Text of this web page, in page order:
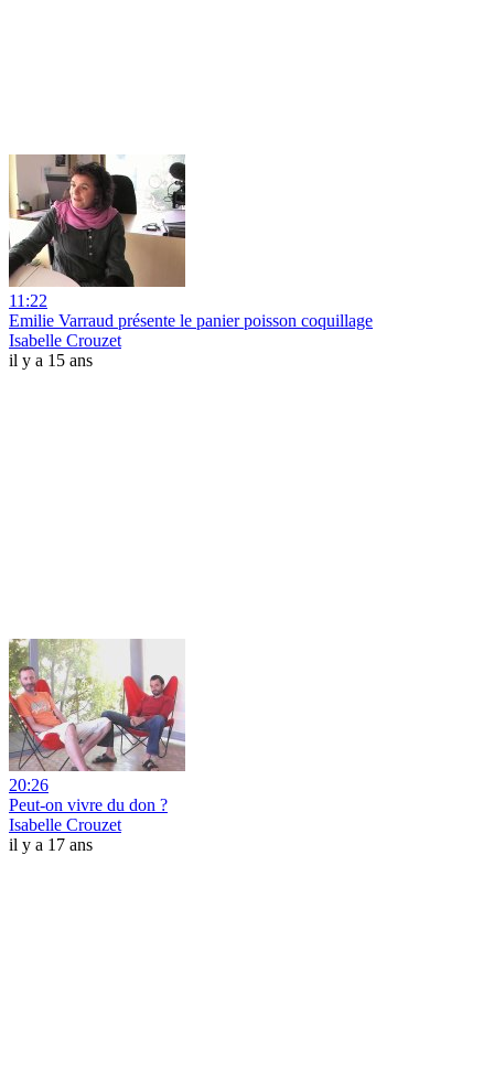
11:22
Emilie Varraud présente le panier poisson coquillage
Isabelle Crouzet
il y a 15 ans
20:26
Peut-on vivre du don ?
Isabelle Crouzet
il y a 17 ans